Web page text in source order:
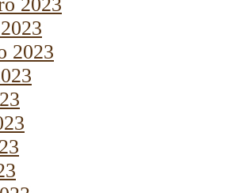
2023